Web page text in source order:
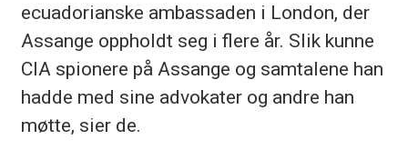
ecuadorianske ambassaden i London, der
Assange oppholdt seg i flere år. Slik kunne
CIA spionere på Assange og samtalene han
hadde med sine advokater og andre han
møtte, sier de.